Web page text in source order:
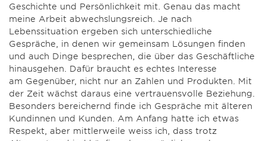
Geschichte und Persönlichkeit mit. Genau das macht
meine Arbeit abwechslungsreich. Je nach
Lebenssituation ergeben sich unterschiedliche
Gespräche, in denen wir gemeinsam Lösungen finden
und auch Dinge besprechen, die über das Geschäftliche
hinausgehen. Dafür braucht es echtes Interesse
am Gegenüber, nicht nur an Zahlen und Produkten. Mit
der Zeit wächst daraus eine vertrauensvolle Beziehung.
Besonders bereichernd finde ich Gespräche mit älteren
Kundinnen und Kunden. Am Anfang hatte ich etwas
Respekt, aber mittlerweile weiss ich, dass trotz